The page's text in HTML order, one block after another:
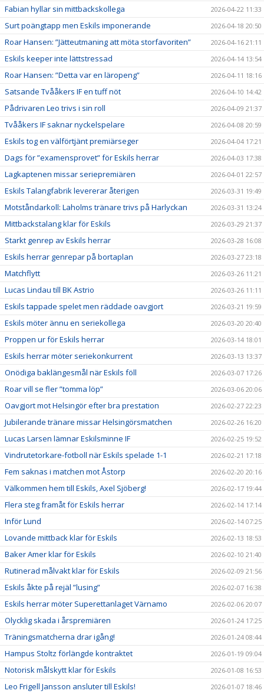
Fabian hyllar sin mittbackskollega 2026-04-22 11:33
Surt poängtapp men Eskils imponerande 2026-04-18 20:50
Roar Hansen: ”Jätteutmaning att möta storfavoriten” 2026-04-16 21:11
Eskils keeper inte lättstressad 2026-04-14 13:54
Roar Hansen: ”Detta var en läropeng” 2026-04-11 18:16
Satsande Tvååkers IF en tuff nöt 2026-04-10 14:42
Pådrivaren Leo trivs i sin roll 2026-04-09 21:37
Tvååkers IF saknar nyckelspelare 2026-04-08 20:59
Eskils tog en välförtjänt premiärseger 2026-04-04 17:21
Dags för ”examensprovet” för Eskils herrar 2026-04-03 17:38
Lagkaptenen missar seriepremiären 2026-04-01 22:57
Eskils Talangfabrik levererar återigen 2026-03-31 19:49
Motståndarkoll: Laholms tränare trivs på Harlyckan 2026-03-31 13:24
Mittbackstalang klar för Eskils 2026-03-29 21:37
Starkt genrep av Eskils herrar 2026-03-28 16:08
Eskils herrar genrepar på bortaplan 2026-03-27 23:18
Matchflytt 2026-03-26 11:21
Lucas Lindau till BK Astrio 2026-03-26 11:11
Eskils tappade spelet men räddade oavgjort 2026-03-21 19:59
Eskils möter ännu en seriekollega 2026-03-20 20:40
Proppen ur för Eskils herrar 2026-03-14 18:01
Eskils herrar möter seriekonkurrent 2026-03-13 13:37
Onödiga baklängesmål när Eskils föll 2026-03-07 17:26
Roar vill se fler ”tomma löp” 2026-03-06 20:06
Oavgjort mot Helsingör efter bra prestation 2026-02-27 22:23
Jubilerande tränare missar Helsingörsmatchen 2026-02-26 16:20
Lucas Larsen lämnar Eskilsminne IF 2026-02-25 19:52
Vindrutetorkare-fotboll när Eskils spelade 1-1 2026-02-21 17:18
Fem saknas i matchen mot Åstorp 2026-02-20 20:16
Välkommen hem till Eskils, Axel Sjöberg! 2026-02-17 19:44
Flera steg framåt för Eskils herrar 2026-02-14 17:14
Inför Lund 2026-02-14 07:25
Lovande mittback klar för Eskils 2026-02-13 18:53
Baker Amer klar för Eskils 2026-02-10 21:40
Rutinerad målvakt klar för Eskils 2026-02-09 21:56
Eskils åkte på rejäl ”lusing” 2026-02-07 16:38
Eskils herrar möter Superettanlaget Värnamo 2026-02-06 20:07
Olycklig skada i årspremiären 2026-01-24 17:25
Träningsmatcherna drar igång! 2026-01-24 08:44
Hampus Stoltz förlängde kontraktet 2026-01-19 09:04
Notorisk målskytt klar för Eskils 2026-01-08 16:53
Leo Frigell Jansson ansluter till Eskils! 2026-01-07 18:46